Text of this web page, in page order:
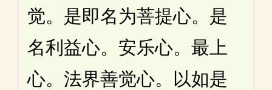
觉。是即名为菩提心。是
名利益心。安乐心。最上
心。法界善觉心。以如是